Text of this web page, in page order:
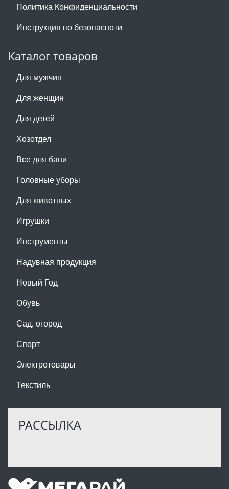
Политика Конфиденциальности
Инструкция по безопасноти
Каталог товаров
Для мужчин
Для женщин
Для детей
Хозотдел
Все для бани
Головные уборы
Для животных
Игрушки
Инструменты
Надувная продукция
Новый Год
Обувь
Сад, огород
Спорт
Электротовары
Текстиль
РАССЫЛКА